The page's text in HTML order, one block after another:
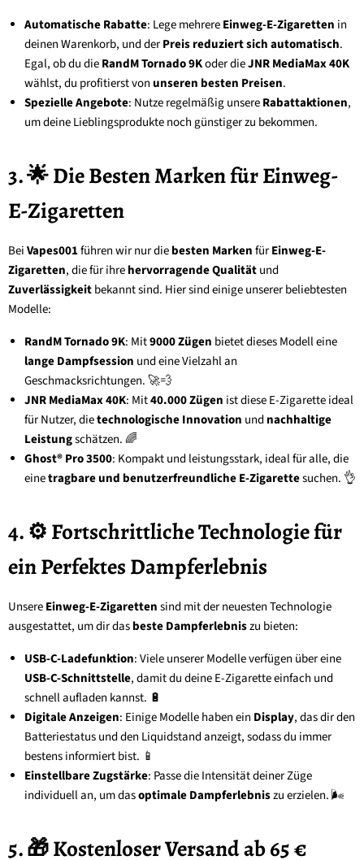
Automatische Rabatte: Lege mehrereEinweg-E-Zigaretten in
deinen Warenkorb, und derPreis reduziert sich automatisch.
Egal, ob du dieRandM Tornado 9Koder dieJNR MediaMax 40K
wählst, du profitierst vonunseren besten Preisen.
Spezielle Angebote: Nutze regelmäßig unsereRabattaktionen,
um deine Lieblingsprodukte noch günstiger zu bekommen.
3. 🌟 Die Besten Marken für Einweg-
E-Zigaretten
BeiVapes001führen wir nur diebesten MarkenfürEinweg-E-
Zigaretten, die für ihrehervorragende Qualitätund
Zuverlässigkeitbekannt sind. Hier sind einige unserer beliebtesten
Modelle:
RandM Tornado 9K: Mit9000 Zügen bietet dieses Modell eine
lange Dampfsession und eine Vielzahl an
Geschmacksrichtungen. 🚀💨
JNR MediaMax 40K: Mit40.000 Zügen ist diese E-Zigarette ideal
für Nutzer, dietechnologische Innovation undnachhaltige
Leistungschätzen. 🌈
Ghost® Pro 3500: Kompakt und leistungsstark, ideal für alle, die
einetragbare und benutzerfreundliche E-Zigarettesuchen. 👌
4. ⚙️ Fortschrittliche Technologie für
ein Perfektes Dampferlebnis
UnsereEinweg-E-Zigarettensind mit der neuesten Technologie
ausgestattet, um dir dasbeste Dampferlebniszu bieten:
USB-C-Ladefunktion: Viele unserer Modelle verfügen über eine
USB-C-Schnittstelle, damit du deine E-Zigarette einfach und
schnell aufladen kannst. 🔋
Digitale Anzeigen: Einige Modelle haben ein Display, das dir den
Batteriestatus und den Liquidstand anzeigt, sodass du immer
bestens informiert bist. 📱
Einstellbare Zugstärke: Passe die Intensität deiner Züge
individuell an, um dasoptimale Dampferlebniszu erzielen. 🌬️
5. 🎁 Kostenloser Versand ab 65 €